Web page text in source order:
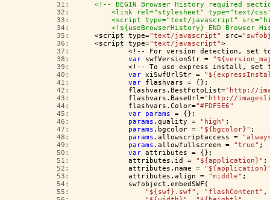
  31:
<!-- BEGIN Browser History required
  32:
<link rel="stylesheet" type="text/
  33:
<script type="text/javascript"
  34:
<!${useBrowserHistory} END Browser
  35:
    <script type=
"text/javascript" src=
  36:
    <script type=
"text/javascript">
  37:
<!-- For version detection, set
  38:
var swfVersionStr =
  39:
<!-- To use express install,
  40:
var xiSwfUrlStr =
  41:
var flashvars = {};
  42:
            flashvars.BestFotoList=
"http://
  43:
            flashvars.BaseUrl=
"http://
  44:
            flashvars.Color=
"#FDF5E6"
  45:
var params = {};
  46:
params .quality = "high" ;
  47:
params .bgcolor = "${bgcolor}" ;
  48:
params .allowscriptaccess =
  49:
params .allowfullscreen = "true" ;
  50:
var attributes = {};
  51:
            attributes.id =
"${application}" ;
  52:
            attributes.name =
  53:
            attributes.align =
"middle" ;
  54:
            swfobject.embedSWF(
  55:
"${swf}.swf" , "flashContent"